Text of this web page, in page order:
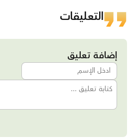
التعليقات
إضافة تعليق